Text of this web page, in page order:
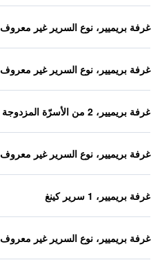
غرفة بريميير، نوع السرير غير معروف
غرفة بريميير، نوع السرير غير معروف
غرفة بريميير، 2 من الأسرّة المزدوجة
غرفة بريميير، نوع السرير غير معروف
غرفة بريميير، 1 سرير كينغ
غرفة بريميير، نوع السرير غير معروف